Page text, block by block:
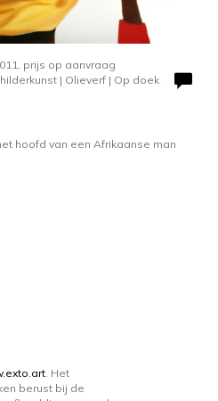
prijs op aanvraag
| Olieverf | Op doek
hoofd van een Afrikaanse man
. Het
berust bij de